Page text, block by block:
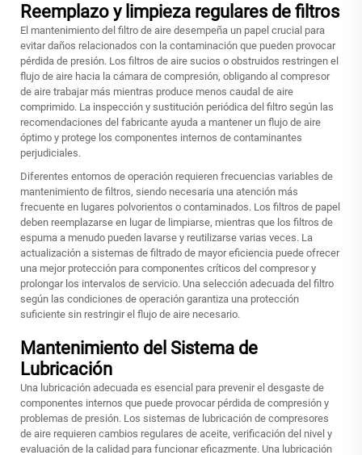
Reemplazo y limpieza regulares de filtros
El mantenimiento del filtro de aire desempeña un papel crucial para
evitar daños relacionados con la contaminación que pueden provocar
pérdida de presión. Los filtros de aire sucios o obstruidos restringen el
flujo de aire hacia la cámara de compresión, obligando al compresor
de aire trabajar más mientras produce menos caudal de aire
comprimido. La inspección y sustitución periódica del filtro según las
recomendaciones del fabricante ayuda a mantener un flujo de aire
óptimo y protege los componentes internos de contaminantes
perjudiciales.
Diferentes entornos de operación requieren frecuencias variables de
mantenimiento de filtros, siendo necesaria una atención más
frecuente en lugares polvorientos o contaminados. Los filtros de papel
deben reemplazarse en lugar de limpiarse, mientras que los filtros de
espuma a menudo pueden lavarse y reutilizarse varias veces. La
actualización a sistemas de filtrado de mayor eficiencia puede ofrecer
una mejor protección para componentes críticos del compresor y
prolongar los intervalos de servicio. Una selección adecuada del filtro
según las condiciones de operación garantiza una protección
suficiente sin restringir el flujo de aire necesario.
Mantenimiento del Sistema de
Lubricación
Una lubricación adecuada es esencial para prevenir el desgaste de
componentes internos que puede provocar pérdida de compresión y
problemas de presión. Los sistemas de lubricación de compresores
de aire requieren cambios regulares de aceite, verificación del nivel y
evaluación de la calidad para funcionar eficazmente. Una lubricación